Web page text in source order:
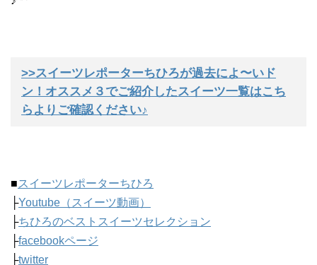
>>スイーツレポーターちひろが過去によ〜いド
ン！オススメ３でご紹介したスイーツ一覧はこち
らよりご確認ください♪
■スイーツレポーターちひろ
├Youtube（スイーツ動画）
├ちひろのベストスイーツセレクション
├facebookページ
├twitter